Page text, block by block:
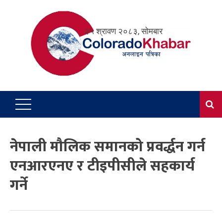
२५ श्रावण २०८३, सोमबार
नेपाली मौलिक समानको प्रवर्द्धन गर्न
एनआरएनए र टीइपीसीले सहकार्य
गर्ने